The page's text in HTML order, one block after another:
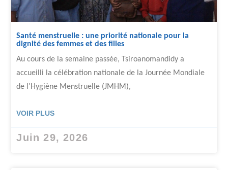
Santé menstruelle : une priorité nationale pour la
dignité des femmes et des filles
Au cours de la semaine passée, Tsiroanomandidy a
accueilli la célébration nationale de la Journée Mondiale
de l’Hygiène Menstruelle (JMHM),
VOIR PLUS
Juin 29, 2026